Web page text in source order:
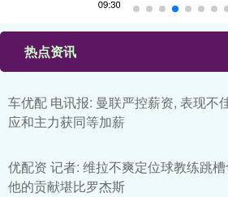
热点资讯
车优配 电讯报: 曼联严控薪资, 表现不
应和主力获同等加薪
优配资 记者: 维拉不爽定位球教练跳
他的贡献堪比罗杰斯